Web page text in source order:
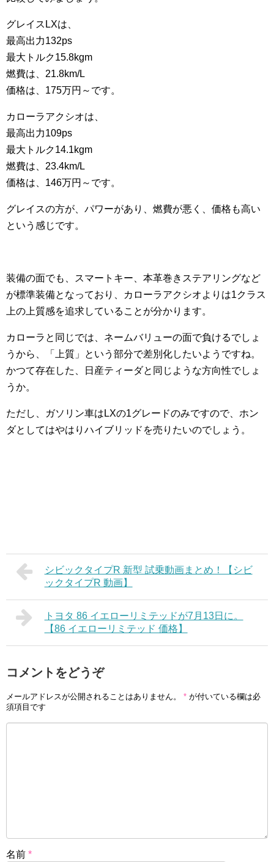
グレイスLXは、
最高出力132ps
最大トルク15.8kgm
燃費は、21.8km/L
価格は、175万円～です。
カローラアクシオは、
最高出力109ps
最大トルク14.1kgm
燃費は、23.4km/L
価格は、146万円～です。
グレイスの方が、パワーがあり、燃費が悪く、価格も高い
という感じです。
装備の面でも、スマートキー、本革巻きステアリングなど
が標準装備となっており、カローラアクシオよりは1クラス
上の上質感を追求していることが分かります。
カローラと同じでは、ネームバリューの面で負けるでしょ
うから、「上質」という部分で差別化したいようですね。
かつて存在した、日産ティーダと同じような方向性でしょ
うか。
ただし、ガソリン車はLXの1グレードのみですので、ホン
ダとしてはやはりハイブリッドを売りたいのでしょう。
シビックタイプR 新型 試乗動画まとめ！【シビ
ックタイプR 動画】
トヨタ 86 イエローリミテッドが7月13日に。
【86 イエローリミテッド 価格】
コメントをどうぞ
メールアドレスが公開されることはありません。 * が付いている欄は必
須項目です
名前 *